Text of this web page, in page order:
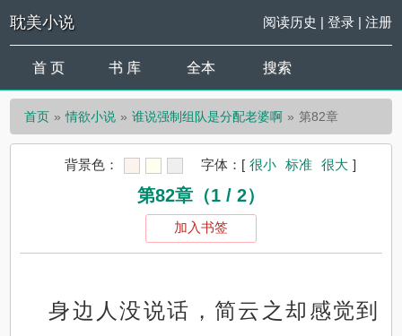
耽美小说 阅读历史 | 登录| 注册
首 页 书 库 全本 搜索
首页 情欲小说 谁说强制组队是分配老婆啊 第82章
背景色： 字体： [ 很小 标准 很大 ]
第82章（1 / 2）
加入书签
身边人没说话，简云之却感觉到